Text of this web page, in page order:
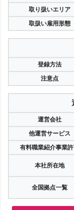
取り扱いエリア
取扱い雇用形態
登録方法
注意点
運営会社
他運営サービス
有料職業紹介事業
本社所在地
全国拠点一覧